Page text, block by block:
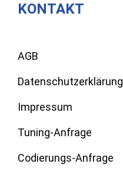
KONTAKT
AGB
Datenschutzerklärung
Impressum
Tuning-Anfrage
Codierungs-Anfrage